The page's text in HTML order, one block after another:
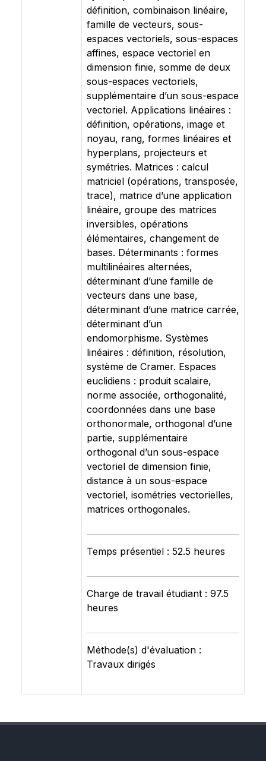
définition, combinaison linéaire,
famille de vecteurs, sous-
espaces vectoriels, sous-espaces
affines, espace vectoriel en
dimension finie, somme de deux
sous-espaces vectoriels,
supplémentaire d’un sous-espace
vectoriel. Applications linéaires :
définition, opérations, image et
noyau, rang, formes linéaires et
hyperplans, projecteurs et
symétries. Matrices : calcul
matriciel (opérations, transposée,
trace), matrice d’une application
linéaire, groupe des matrices
inversibles, opérations
élémentaires, changement de
bases. Déterminants : formes
multilinéaires alternées,
déterminant d’une famille de
vecteurs dans une base,
déterminant d’une matrice carrée,
déterminant d’un
endomorphisme. Systèmes
linéaires : définition, résolution,
système de Cramer. Espaces
euclidiens : produit scalaire,
norme associée, orthogonalité,
coordonnées dans une base
orthonormale, orthogonal d’une
partie, supplémentaire
orthogonal d’un sous-espace
vectoriel de dimension finie,
distance à un sous-espace
vectoriel, isométries vectorielles,
matrices orthogonales.
Temps présentiel : 52.5 heures
Charge de travail étudiant : 97.5
heures
Méthode(s) d'évaluation :
Travaux dirigés